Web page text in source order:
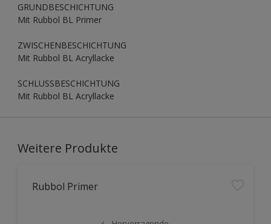
GRUNDBESCHICHTUNG
Mit Rubbol BL Primer
ZWISCHENBESCHICHTUNG
Mit Rubbol BL Acryllacke
SCHLUSSBESCHICHTUNG
Mit Rubbol BL Acryllacke
Weitere Produkte
Rubbol Primer